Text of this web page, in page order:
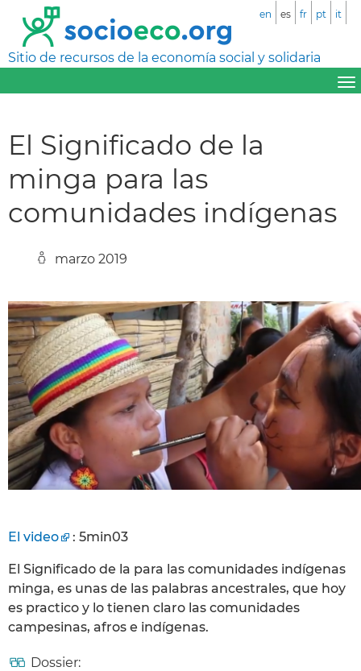
Sitio de recursos de la economía social y solidaria
en es fr pt it
El Significado de la
minga para las
comunidades indígenas
marzo 2019
El video : 5min03
El Significado de la para las comunidades indígenas
minga, es unas de las palabras ancestrales, que hoy
es practico y lo tienen claro las comunidades
campesinas, afros e indígenas.
Dossier: